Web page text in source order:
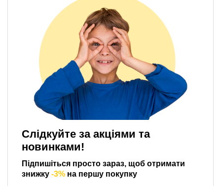
Слідкуйте за акціями та
новинками!
Підпишіться просто зараз, щоб отримати
знижку -3% на першу покупку